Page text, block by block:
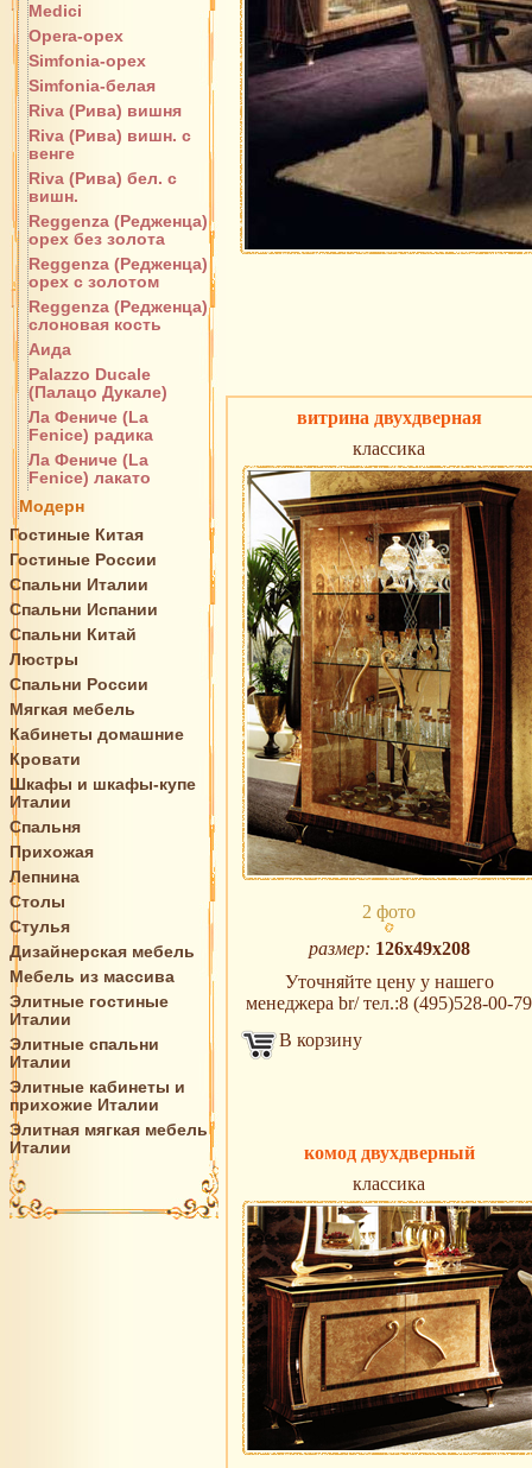
Medici
Opera-орех
Simfonia-орех
Simfonia-белая
Riva (Рива) вишня
Riva (Рива) вишн. с
венге
Riva (Рива) бел. с
вишн.
Reggenza (Редженца)
орех без золота
Reggenza (Редженца)
орех с золотом
Reggenza (Редженца)
слоновая кость
Аида
Palazzo Ducale
(Палацо Дукале)
Ла Фениче (La
Fenice) радика
Ла Фениче (La
Fenice) лакато
Модерн
Гостиные Китая
Гостиные России
Спальни Италии
Спальни Испании
Спальни Китай
Люстры
Спальни России
Мягкая мебель
Кабинеты домашние
Кровати
Шкафы и шкафы-купе
Италии
Спальня
Прихожая
Лепнина
Столы
Стулья
Дизайнерская мебель
Мебель из массива
Элитные гостиные
Италии
Элитные спальни
Италии
Элитные кабинеты и
прихожие Италии
Элитная мягкая мебель
Италии
витрина двухдверная
классика
2 фото
размер: 126х49х208
Уточняйте цену у нашего
менеджера br/ тел.:8 (495)528-00-79
В корзину
комод двухдверный
классика